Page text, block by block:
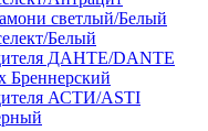
светлый/Белый
Белый
ДАНТЕ/DANTE
Бреннерский
АСТИ/ASTI